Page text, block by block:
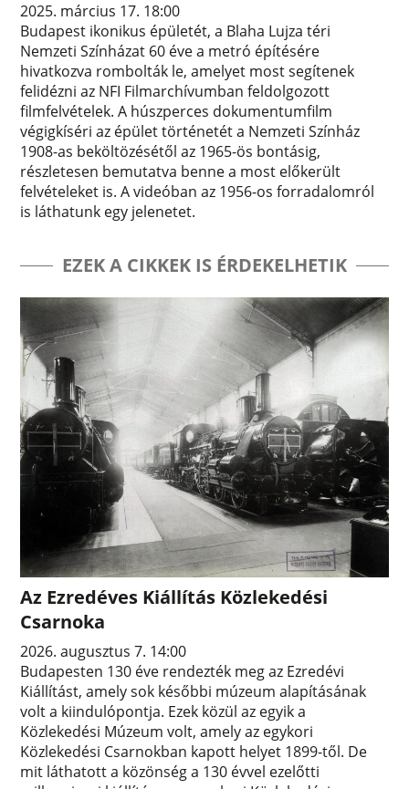
2025. március 17. 18:00
Budapest ikonikus épületét, a Blaha Lujza téri
Nemzeti Színházat 60 éve a metró építésére
hivatkozva rombolták le, amelyet most segítenek
felidézni az NFI Filmarchívumban feldolgozott
filmfelvételek. A húszperces dokumentumfilm
végigkíséri az épület történetét a Nemzeti Színház
1908-as beköltözésétől az 1965-ös bontásig,
részletesen bemutatva benne a most előkerült
felvételeket is. A videóban az 1956-os forradalomról
is láthatunk egy jelenetet.
EZEK A CIKKEK IS ÉRDEKELHETIK
Az Ezredéves Kiállítás Közlekedési
Csarnoka
2026. augusztus 7. 14:00
Budapesten 130 éve rendezték meg az Ezredévi
Kiállítást, amely sok későbbi múzeum alapításának
volt a kiindulópontja. Ezek közül az egyik a
Közlekedési Múzeum volt, amely az egykori
Közlekedési Csarnokban kapott helyet 1899-től. De
mit láthatott a közönség a 130 évvel ezelőtti